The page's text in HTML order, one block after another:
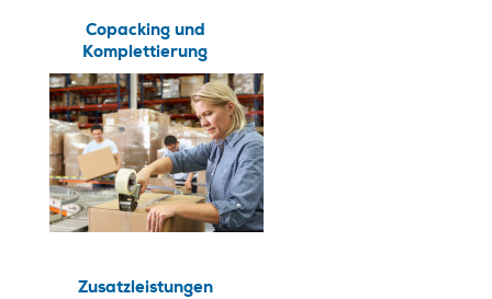
Copacking und
Komplettierung
Zusatzleistungen